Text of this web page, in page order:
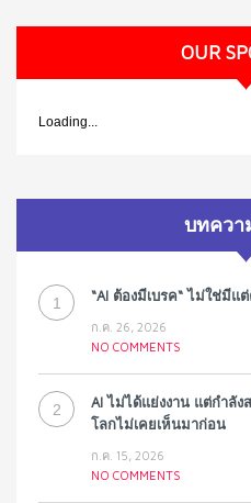
OUR
Loading...
บทควา
1 “AI ต้องมีเบรค“ ไม่ใช่มีแต่
ก.ค. 26, 2026
NO COMMENTS
2
AI ไม่ได้แย่งงาน แต่กำลัง
โลกไม่เคยเห็นมาก่อน
ก.ค. 15, 2026
NO COMMENTS